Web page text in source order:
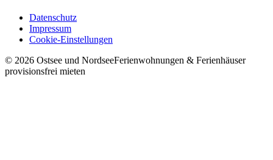
Datenschutz
Impressum
Cookie-Einstellungen
© 2026 Ostsee und NordseeFerienwohnungen & Ferienhäuser
provisionsfrei mieten